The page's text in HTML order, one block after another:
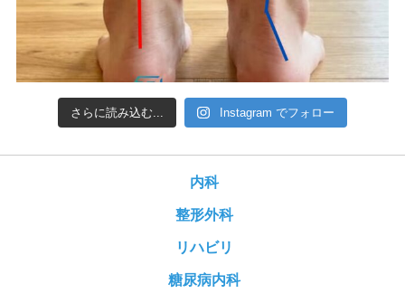
さらに読み込む... Instagram でフォロー
内科
整形外科
リハビリ
糖尿病内科